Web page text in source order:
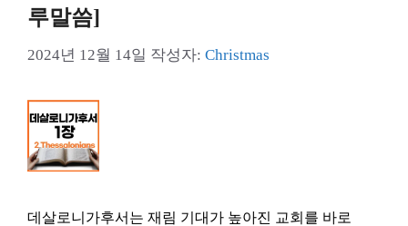
루말씀]
2024년 12월 14일 작성자: Christmas
데살로니가후서는 재림 기대가 높아진 교회를 바로